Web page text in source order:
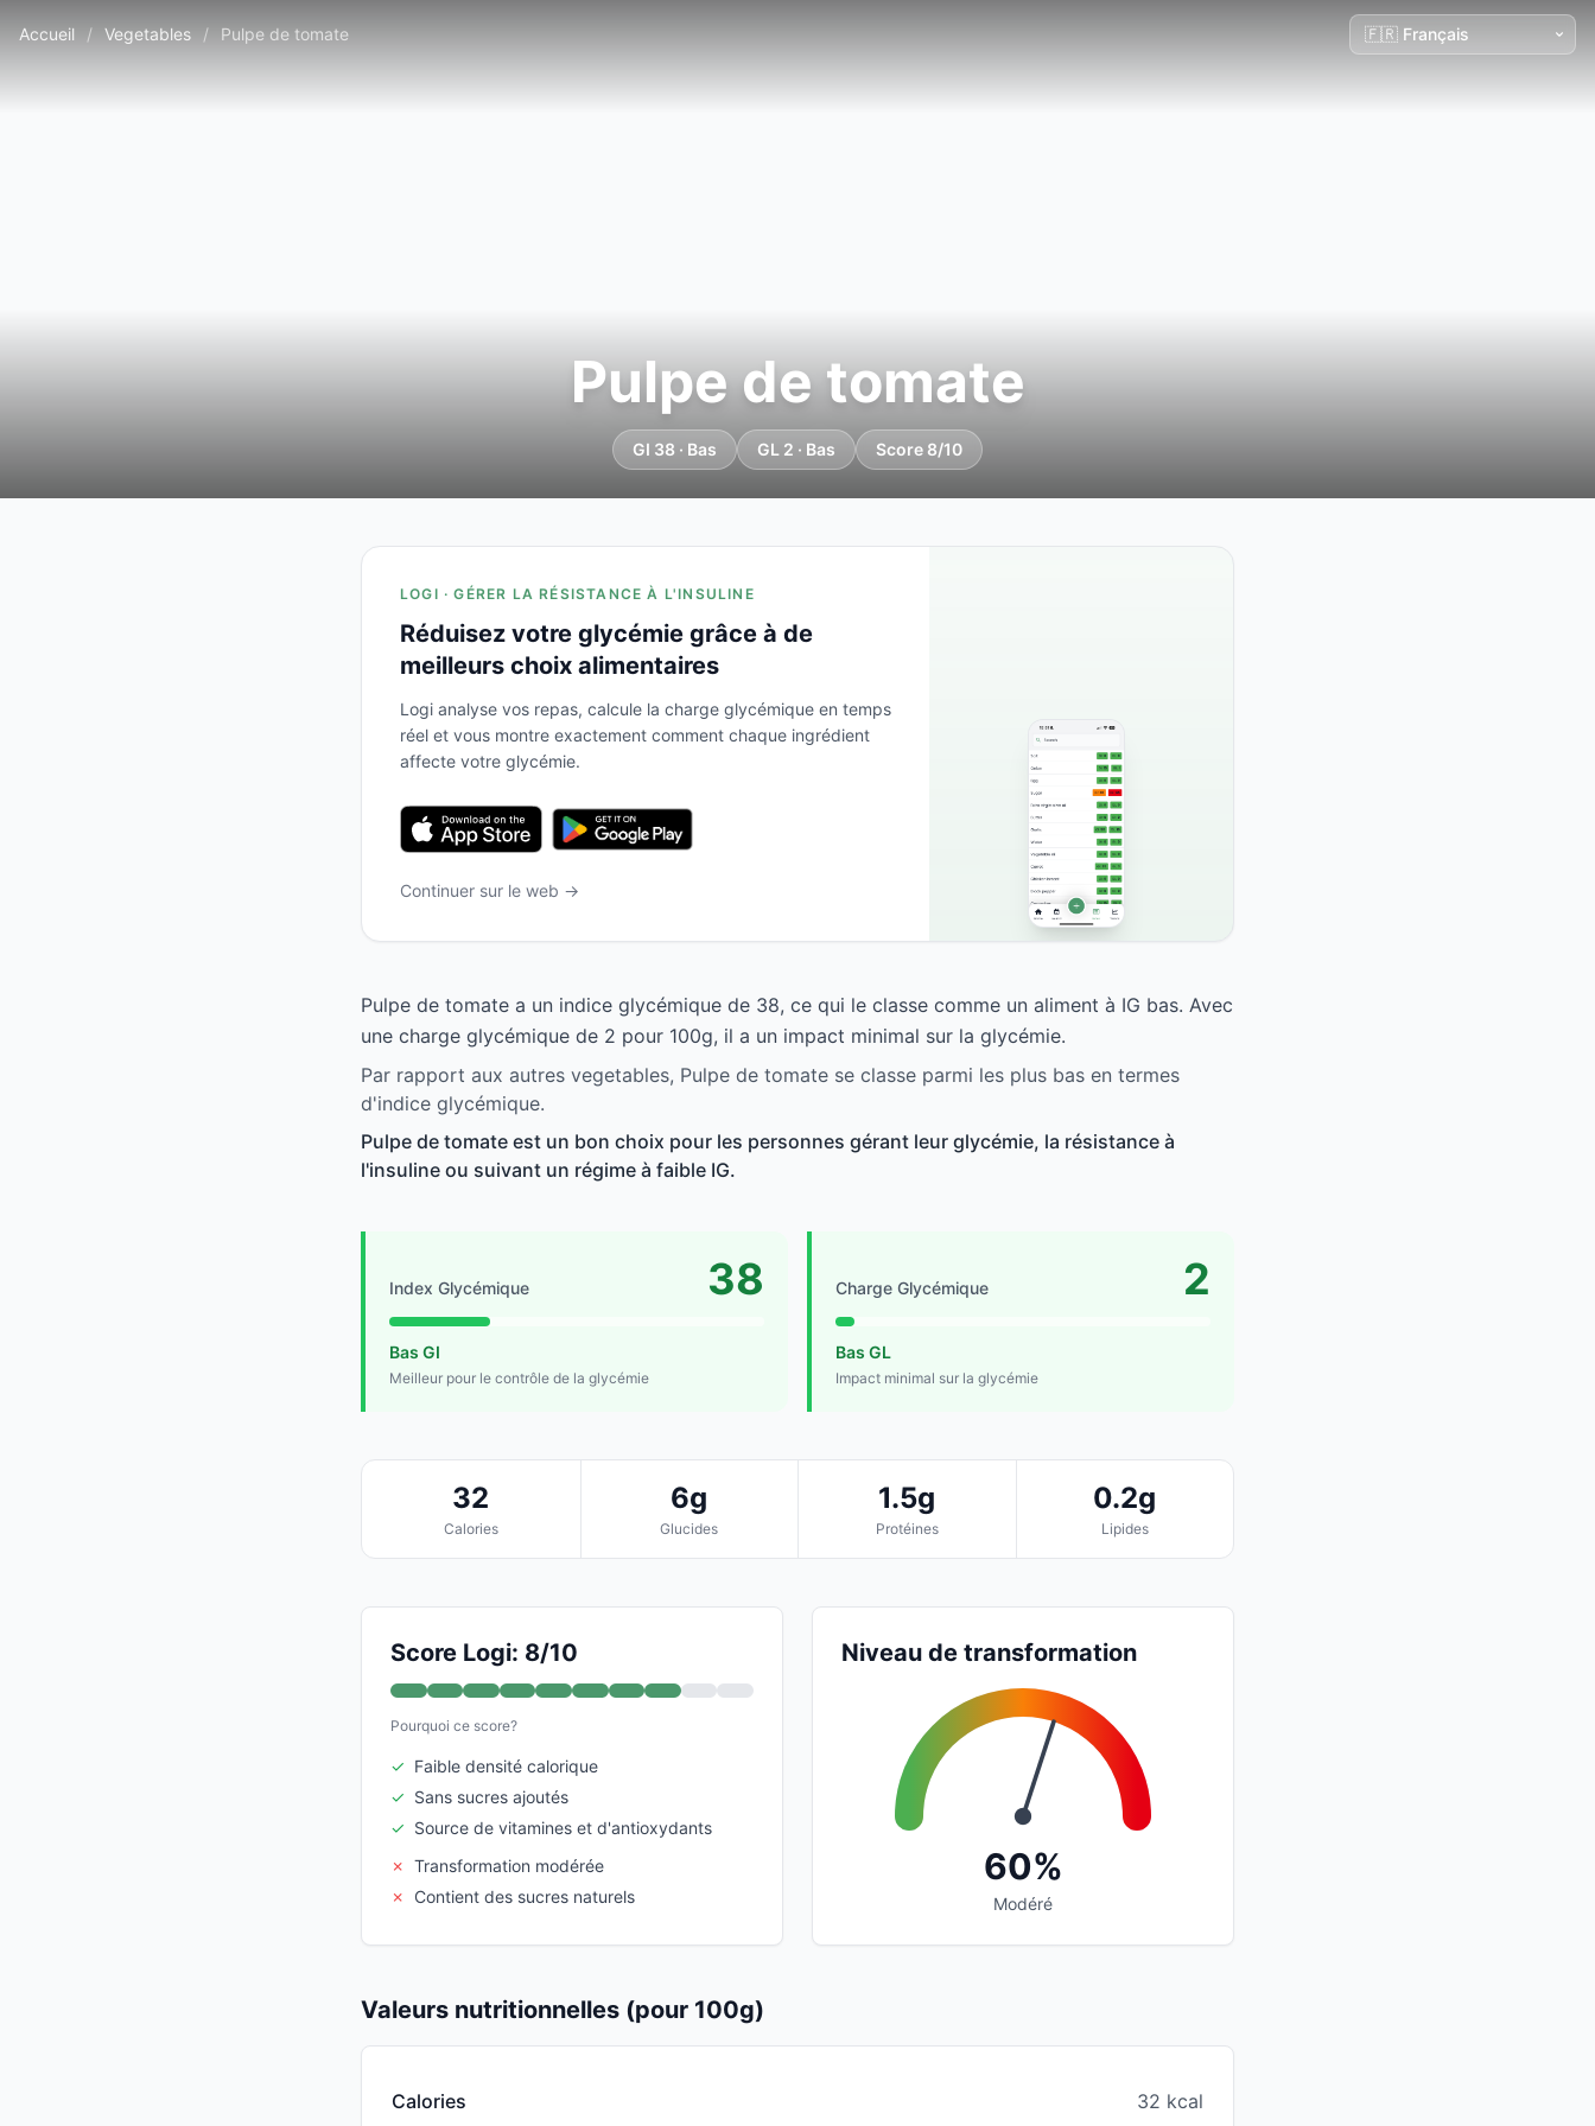
Accueil / Vegetables / Pulpe de tomate
Pulpe de tomate
GI 38 · Bas GL 2 · Bas Score 8/10
LOGI · GÉRER LA RÉSISTANCE À L'INSULINE
Réduisez votre glycémie grâce à de
meilleurs choix alimentaires
Logi analyse vos repas, calcule la charge glycémique en temps
réel et vous montre exactement comment chaque ingrédient
affecte votre glycémie.
Continuer sur le web →
Pulpe de tomate a un indice glycémique de 38, ce qui le classe comme un aliment à IG bas. Avec
une charge glycémique de 2 pour 100g, il a un impact minimal sur la glycémie.
Par rapport aux autres vegetables, Pulpe de tomate se classe parmi les plus bas en termes
d'indice glycémique.
Pulpe de tomate est un bon choix pour les personnes gérant leur glycémie, la résistance à
l'insuline ou suivant un régime à faible IG.
Index Glycémique 38
Bas GI
Meilleur pour le contrôle de la glycémie
Charge Glycémique 2
Bas GL
Impact minimal sur la glycémie
32
Calories
6g
Glucides
1.5g
Protéines
0.2g
Lipides
Score Logi: 8/10
Pourquoi ce score?
✓ Faible densité calorique
✓ Sans sucres ajoutés
✓ Source de vitamines et d'antioxydants
✗ Transformation modérée
✗
Contient des sucres naturels
Niveau de transformation
60%
Modéré
Valeurs nutritionnelles (pour 100g)
Calories 32 kcal